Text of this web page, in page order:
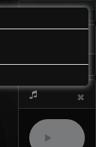
МЕНЮ
×